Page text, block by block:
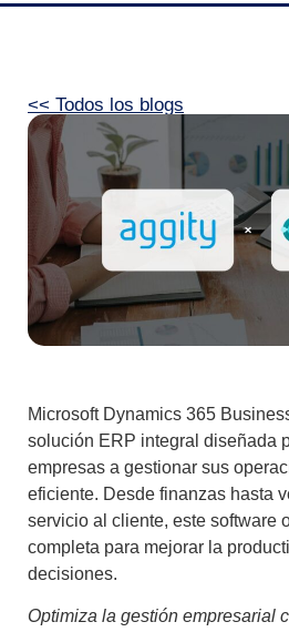
<< Todos los blogs
Microsoft Dynamics 365
solución ERP integral diseñada
empresas a gestionar sus
eficiente. Desde finanzas hasta
servicio al cliente, este software
completa para mejorar la
decisiones.
Optimiza la gestión empresarial